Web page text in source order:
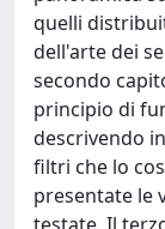
quelli
dell'arte dei
secondo
principio di
descrivendo
filtri che lo
presentate le